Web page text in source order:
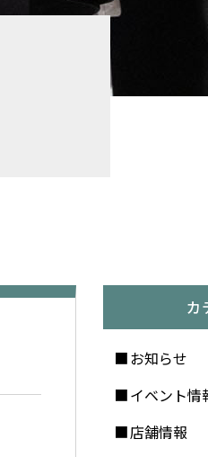
カ
お知らせ
イベント情
店舗情報